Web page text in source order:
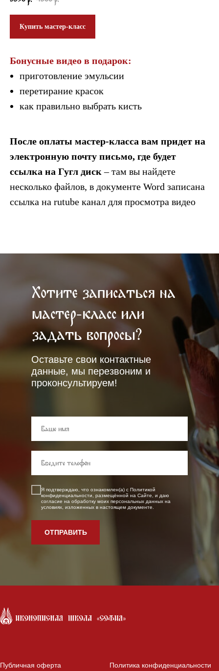
Купить мастер-класс
Бонусные видео в подарок:
приготовление эмульсии
перетирание красок
как правильно выбрать кисть
После оплаты мастер-класса вам придет на
электронную почту письмо, где будет
ссылка на Гугл диск– там вы найдете
несколько файлов, в документе Word записана
ссылка на rutube канал для просмотра видео
Хотите записаться на
мастер-класс или
задать вопросы?
Я подтверждаю, что ознакомлен(а) с Политикой
конфиденциальности, размещённой на Сайте, и даю
согласие на обработку моих персональных данных на
условиях, изложенных в настоящем документе.
ОТПРАВИТЬ
Оставьте свои контактные
данные, мы перезвоним и
проконсультируем!
Публичная оферта Политика конфиденциальности